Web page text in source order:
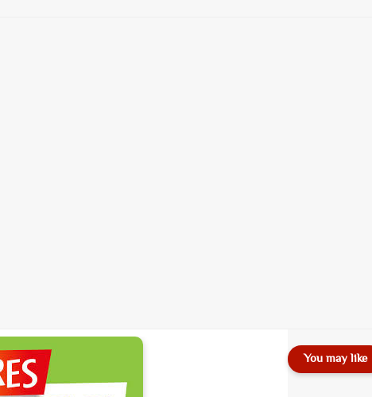
You may like